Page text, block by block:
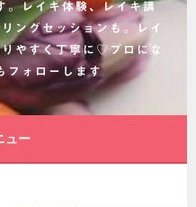
。レイキ体験、レイキ講
ングセッションも。レイ
やすく丁寧に♡プロにな
フォローします
ュー